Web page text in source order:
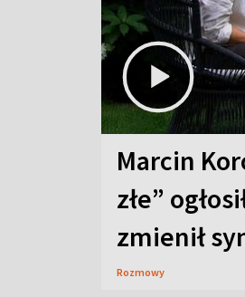
Marcin
złe”
zmienił
Rozmowy